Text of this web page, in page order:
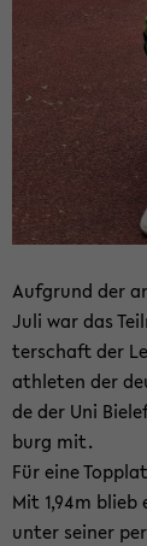
Auf­grund der
Juli war das
ter­schaft der
ath­le­ten der
de der Uni
burg mit.
Für eine
Mit 1,94m
unter sei­ner